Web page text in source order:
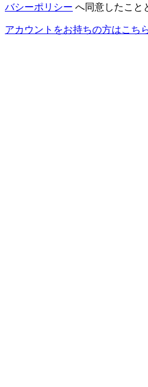
バシーポリシー へ同意したこと
アカウントをお持ちの方はこち